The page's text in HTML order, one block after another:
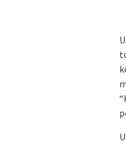
AYO